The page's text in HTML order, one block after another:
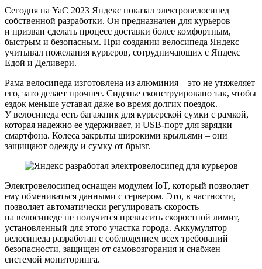
Сегодня на YaC 2023 Яндекс показал электровелосипед
собственной разработки. Он предназначен для курьеров
и призван сделать процесс доставки более комфортным,
быстрым и безопасным. При создании велосипеда Яндекс
учитывал пожелания курьеров, сотрудничающих с Яндекс
Едой и Деливери.
Рама велосипеда изготовлена из алюминия – это не утяжеляет
его, зато делает прочнее. Сиденье сконструировано так, чтобы
ездок меньше уставал даже во время долгих поездок.
У велосипеда есть багажник для курьерской сумки с рамкой,
которая надежно ее удерживает, и USB-порт для зарядки
смартфона. Колеса закрыты широкими крыльями – они
защищают одежду и сумку от брызг.
Электровелосипед оснащен модулем IoT, который позволяет
ему обмениваться данными с сервером. Это, в частности,
позволяет автоматически регулировать скорость —
на велосипеде не получится превысить скоростной лимит,
установленный для этого участка города. Аккумулятор
велосипеда разработан с соблюдением всех требований
безопасности, защищен от самовозгорания и снабжен
системой мониторинга.